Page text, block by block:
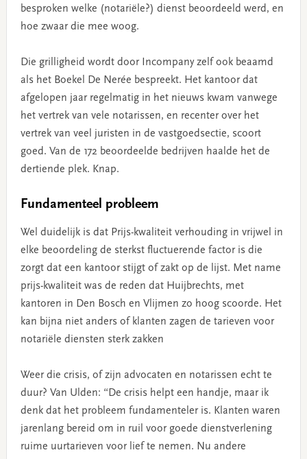
besproken welke (notariële?) dienst beoordeeld werd, en
hoe zwaar die mee woog.
Die grilligheid wordt door Incompany zelf ook beaamd
als het Boekel De Nerée bespreekt. Het kantoor dat
afgelopen jaar regelmatig in het nieuws kwam vanwege
het vertrek van vele notarissen, en recenter over het
vertrek van veel juristen in de vastgoedsectie, scoort
goed. Van de 172 beoordeelde bedrijven haalde het de
dertiende plek. Knap.
Fundamenteel probleem
Wel duidelijk is dat Prijs-kwaliteit verhouding in vrijwel in
elke beoordeling de sterkst fluctuerende factor is die
zorgt dat een kantoor stijgt of zakt op de lijst. Met name
prijs-kwaliteit was de reden dat Huijbrechts, met
kantoren in Den Bosch en Vlijmen zo hoog scoorde. Het
kan bijna niet anders of klanten zagen de tarieven voor
notariële diensten sterk zakken
Weer die crisis, of zijn advocaten en notarissen echt te
duur? Van Ulden: “De crisis helpt een handje, maar ik
denk dat het probleem fundamenteler is. Klanten waren
jarenlang bereid om in ruil voor goede dienstverlening
ruime uurtarieven voor lief te nemen. Nu andere